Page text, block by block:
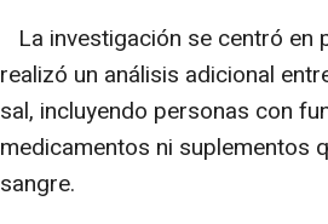
La investigación se centró en
realizó un análisis adicional
sal, incluyendo personas con
medicamentos ni suplementos
sangre.